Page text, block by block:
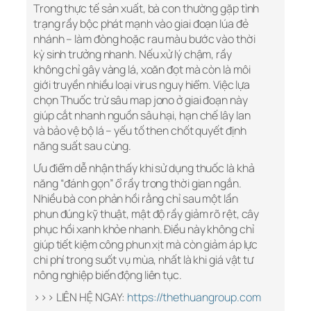
Trong thực tế sản xuất, bà con thường gặp tình
trạng rầy bộc phát mạnh vào giai đoạn lúa đẻ
nhánh – làm đòng hoặc rau màu bước vào thời
kỳ sinh trưởng nhanh. Nếu xử lý chậm, rầy
không chỉ gây vàng lá, xoăn đọt mà còn là môi
giới truyền nhiều loại virus nguy hiểm. Việc lựa
chọn Thuốc trừ sâu map jono ở giai đoạn này
giúp cắt nhanh nguồn sâu hại, hạn chế lây lan
và bảo vệ bộ lá – yếu tố then chốt quyết định
năng suất sau cùng.
Ưu điểm dễ nhận thấy khi sử dụng thuốc là khả
năng “đánh gọn” ổ rầy trong thời gian ngắn.
Nhiều bà con phản hồi rằng chỉ sau một lần
phun đúng kỹ thuật, mật độ rầy giảm rõ rệt, cây
phục hồi xanh khỏe nhanh. Điều này không chỉ
giúp tiết kiệm công phun xịt mà còn giảm áp lực
chi phí trong suốt vụ mùa, nhất là khi giá vật tư
nông nghiệp biến động liên tục.
>>> LIÊN HỆ NGAY: https://thethuangroup.com